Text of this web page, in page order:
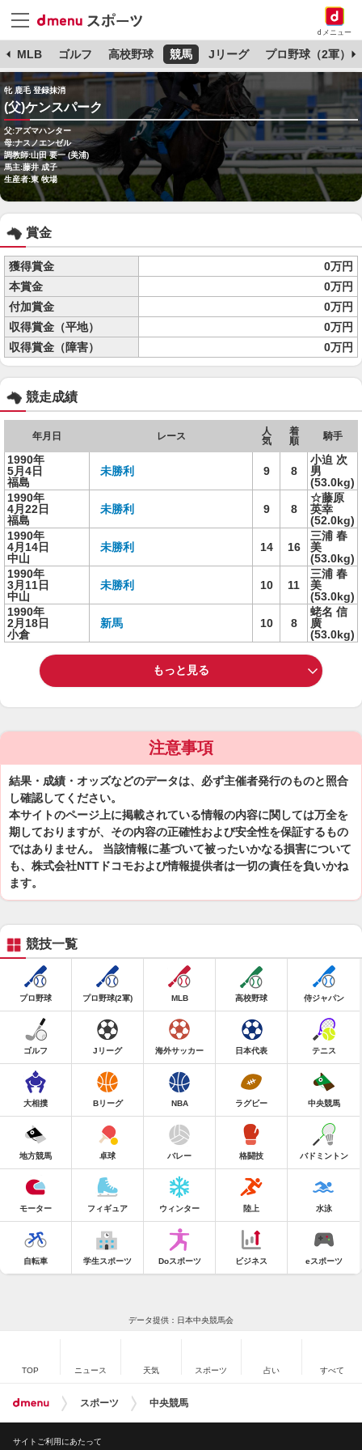
dメニュー
MLB ゴルフ 高校野球 競馬 Jリーグ プロ野球（2軍）
牝 鹿毛 登録抹消
(父)ケンスパーク
父:アズマハンター
母:ナスノエンゼル
調教師:山田 要一 (美浦)
馬主:藤井 成子
生産者:東 牧場
賞金
獲得賞金
0万円
本賞金
0万円
付加賞金
0万円
収得賞金（平地）
0万円
収得賞金（障害）
0万円
競走成績
年月日 レース
人
気
着
順
騎手
1990年
5月4日
福島
未勝利 9 8
小迫 次
男
(53.0kg)
1990年
4月22日
福島
未勝利 9 8
☆藤原
英幸
(52.0kg)
1990年
4月14日
中山
未勝利 14 16
三浦 春
美
(53.0kg)
1990年
3月11日
中山
未勝利 10 11
三浦 春
美
(53.0kg)
1990年
2月18日
小倉
新馬 10 8
蛯名 信
廣
(53.0kg)
もっと見る
注意事項
結果・成績・オッズなどのデータは、必ず主催者発行のものと照合
し確認してください。
本サイトのページ上に掲載されている情報の内容に関しては万全を
期しておりますが、その内容の正確性および安全性を保証するもの
ではありません。 当該情報に基づいて被ったいかなる損害について
も、株式会社NTTドコモおよび情報提供者は一切の責任を負いかね
ます。
競技一覧
プロ野球 プロ野球(2軍) MLB 高校野球 侍ジャパン
ゴルフ Jリーグ 海外サッカー 日本代表 テニス
大相撲 Bリーグ NBA ラグビー 中央競馬
地方競馬 卓球 バレー 格闘技 バドミントン
モーター フィギュア ウィンター 陸上 水泳
自転車 学生スポーツ Doスポーツ ビジネス eスポーツ
データ提供：日本中央競馬会
TOP ニュース 天気 スポーツ 占い すべて
スポーツ 中央競馬
サイトご利用にあたって